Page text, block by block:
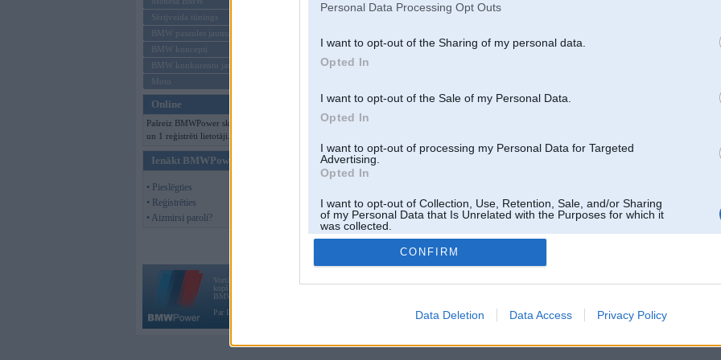
Personal Data Processing Opt Outs
I want to opt-out of the Sharing of my personal data.
Opted In
I want to opt-out of the Sale of my Personal Data.
Opted In
I want to opt-out of processing my Personal Data for Targeted
Advertising.
Opted In
I want to opt-out of Collection, Use, Retention, Sale, and/or Sharing
of my Personal Data that Is Unrelated with the Purposes for which it
was collected.
Opted Out
CONFIRM
Data Deletion Data Access Privacy Policy
Sērijveida tūnings
BMW pasaules jaunumi
BMW koncepti
BMW konkurentu jaunumi
Moto
Online
Pašreiz BMWPower skatās 88 viesi
un 1 reģistrēti lietotāji.
Ienākt BMWPower
• Pieslēgties
• Reģistrēties
• Aizmirsi paroli?
Vortāls BMWPower.lv darbojas
kopš 2002. gada 14. maija. Tas nav auto klubs un nav saistīts ar
BMW AG.
Par BMWPower